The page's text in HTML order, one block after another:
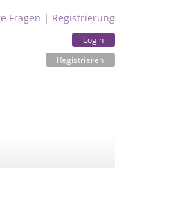
Fragen | Registrierung
Login
Registrieren